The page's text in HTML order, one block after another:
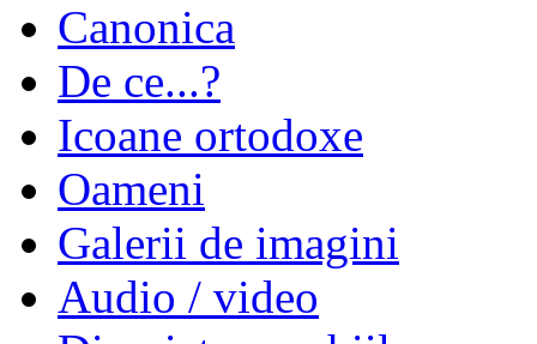
Canonica
De ce...?
Icoane ortodoxe
Oameni
Galerii de imagini
Audio / video